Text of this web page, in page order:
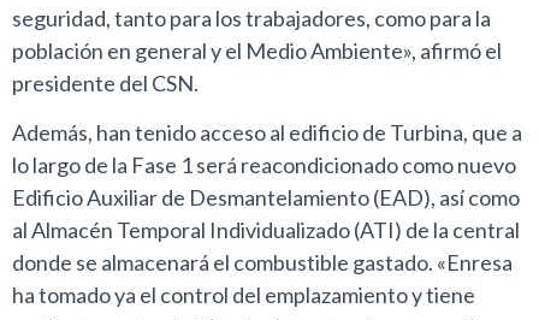
seguridad, tanto para los trabajadores, como para la
población en general y el Medio Ambiente», afirmó el
presidente del CSN.
Además, han tenido acceso al edificio de Turbina, que a
lo largo de la Fase 1 será reacondicionado como nuevo
Edificio Auxiliar de Desmantelamiento (EAD), así como
al Almacén Temporal Individualizado (ATI) de la central
donde se almacenará el combustible gastado. «Enresa
ha tomado ya el control del emplazamiento y tiene